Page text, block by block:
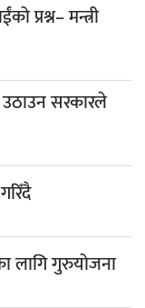
प्रश्न– मन्त्री
उठाउन सरकारले
लागि गुरुयोजना